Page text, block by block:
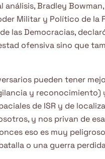
análisis, Bradley
Militar y Político de la
las Democracias,
ofensiva sino que
pueden tener
y reconocimiento)
de ISR y de
y nos privan de
eso es muy
o una guerra